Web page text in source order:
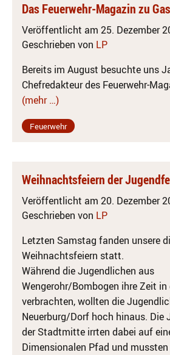
Das Feuerwehr-Magazin zu
Veröffentlicht am 25. Dezember
Geschrieben von LP
Bereits im August besuchte uns
Chefredakteur des Feuerwehr-
(mehr …)
Feuerwehr
Weihnachtsfeiern der
Veröffentlicht am 20. Dezember
Geschrieben von LP
Letzten Samstag fanden unsere
Weihnachtsfeiern statt.
Während die Jugendlichen aus
Wengerohr/Bombogen ihre Zeit in
verbrachten, wollten die
Neuerburg/Dorf hoch hinaus. Die
der Stadtmitte irrten dabei auf
Dimensionalen Pfad und